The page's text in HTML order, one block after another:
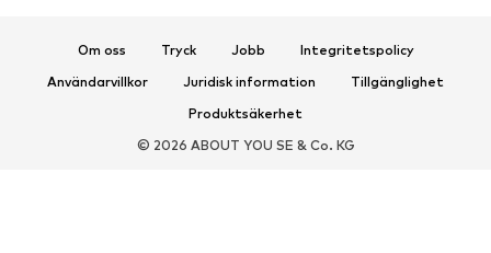
Pantoletter
Inneskor
Exklusiv
Om oss Tryck Jobb
Integritetspolicy
Användarvillkor
Juridisk information
Tillgänglighet
Produktsäkerhet
© 2026 ABOUT YOU SE & Co. KG